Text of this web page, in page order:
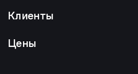
Клиенты
Цены